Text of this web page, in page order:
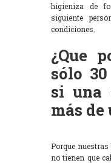
higieniza de
siguiente
condiciones.
¿Que
sólo
si una
más de
Porque nuestras
no tienen que